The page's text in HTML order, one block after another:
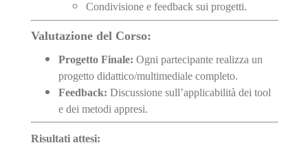
Condivisione e feedback sui progetti.
Valutazione del Corso:
Progetto Finale: Ogni partecipante realizza un
progetto didattico/multimediale completo.
Feedback: Discussione sull’applicabilità dei tool
e dei metodi appresi.
Risultati attesi: